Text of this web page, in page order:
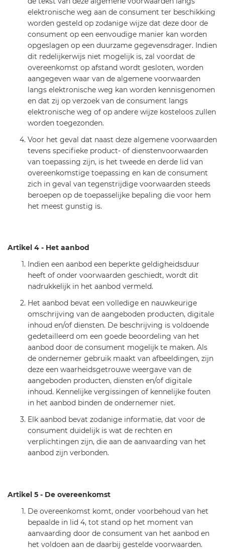
elektronische weg aan de consument ter beschikking
worden gesteld op zodanige wijze dat deze door de
consument op een eenvoudige manier kan worden
opgeslagen op een duurzame gegevensdrager. Indien
dit redelijkerwijs niet mogelijk is, zal voordat de
overeenkomst op afstand wordt gesloten, worden
aangegeven waar van de algemene voorwaarden
langs elektronische weg kan worden kennisgenomen
en dat zij op verzoek van de consument langs
elektronische weg of op andere wijze kosteloos zullen
worden toegezonden.
Voor het geval dat naast deze algemene voorwaarden
tevens specifieke product- of dienstenvoorwaarden
van toepassing zijn, is het tweede en derde lid van
overeenkomstige toepassing en kan de consument
zich in geval van tegenstrijdige voorwaarden steeds
beroepen op de toepasselijke bepaling die voor hem
het meest gunstig is.
Artikel 4 - Het aanbod
Indien een aanbod een beperkte geldigheidsduur
heeft of onder voorwaarden geschiedt, wordt dit
nadrukkelijk in het aanbod vermeld.
Het aanbod bevat een volledige en nauwkeurige
omschrijving van de aangeboden producten, digitale
inhoud en/of diensten. De beschrijving is voldoende
gedetailleerd om een goede beoordeling van het
aanbod door de consument mogelijk te maken. Als
de ondernemer gebruik maakt van afbeeldingen, zijn
deze een waarheidsgetrouwe weergave van de
aangeboden producten, diensten en/of digitale
inhoud. Kennelijke vergissingen of kennelijke fouten
in het aanbod binden de ondernemer niet.
Elk aanbod bevat zodanige informatie, dat voor de
consument duidelijk is wat de rechten en
verplichtingen zijn, die aan de aanvaarding van het
aanbod zijn verbonden.
Artikel 5 - De overeenkomst
De overeenkomst komt, onder voorbehoud van het
bepaalde in lid 4, tot stand op het moment van
aanvaarding door de consument van het aanbod en
het voldoen aan de daarbij gestelde voorwaarden.